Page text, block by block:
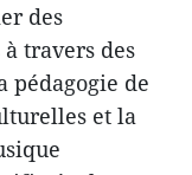
des
travers des
pédagogie de
et la